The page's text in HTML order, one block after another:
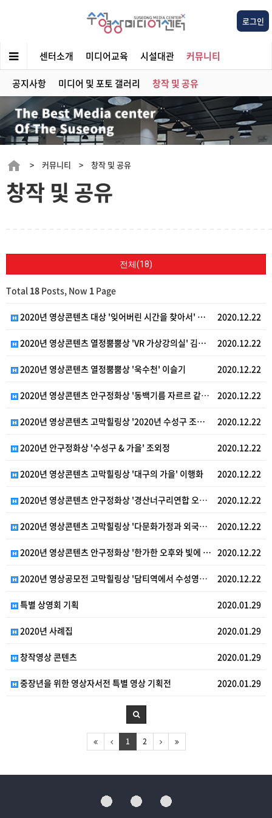
로그인
센터소개 미디어교육 시설대관 커뮤니티
공지사항 미디어 및 포토 갤러리 창작 및 공유
> 커뮤니티 > 창작 및 공유
창작 및 공유
전체(18)
Total 18 Posts, Now 1 Page
2020.12.22
2020년 영상콘텐츠 대상 '잊어버린 시간을 찾아서' …
2020.12.22
2020년 영상콘텐츠 열정뿜뿜상 'VR 가상강의실' 김…
2020.12.22
2020년 영상콘텐츠 열정뿜뿜상 '욱수천' 이슬기
2020.12.22
2020년 영상콘텐츠 안구정화상 '동백기름 자르르 같이…
2020.12.22
2020년 영상콘텐츠 고막힐링상 '2020년 수성구 조…
2020.12.22
2020년 안구정화상 '수성구 & 가을' 조외정
2020.12.22
2020년 영상콘텐츠 고막힐링상 '대구의 가을' 이행화
2020.12.22
2020년 영상콘텐츠 안구정화상 '경산너구리연합 오프닝…
2020.12.22
2020년 영상콘텐츠 고막힐링상 '다문화가정과 외국인근…
2020.12.22
2020년 영상콘텐츠 안구정화상 '한가한 오후와 빛에 …
2020.12.22
2020년 영상공모전 고막힐링상 '담티역에서 수성영상미…
2020.01.29
특별 상영회 기획
2020.01.29
2020년 사례집
2020.01.29
창작영상 콘텐츠
2020.01.29
중장년을 위한 영상자서전 특별 영상 기획전
1 2